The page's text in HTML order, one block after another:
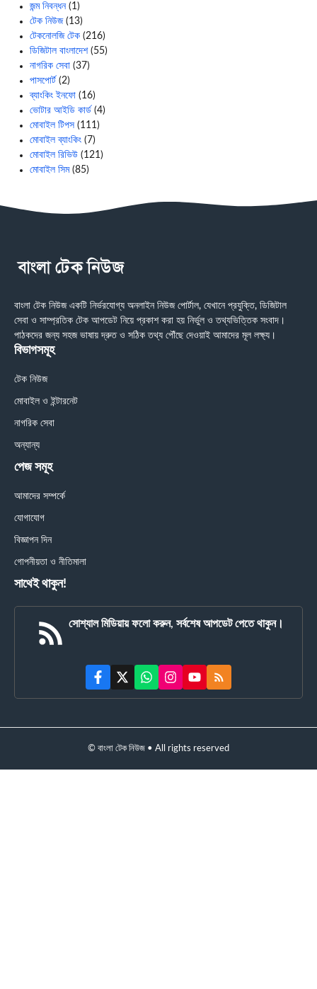
জন্ম নিবন্ধন(1)
টেক নিউজ(13)
টেকনোলজি টেক (216)
ডিজিটাল বাংলাদেশ(55)
নাগরিক সেবা (37)
পাসপোর্ট (2)
ব্যাংকিং ইনফো (16)
ভোটার আইডি কার্ড (4)
মোবাইল টিপস (111)
মোবাইল ব্যাংকিং (7)
মোবাইল রিভিউ (121)
মোবাইল সিম(85)
বাংলা টেক নিউজ একটি নির্ভরযোগ্য অনলাইন নিউজ পোর্টাল, যেখানে প্রযুক্তি, ডিজিটাল
সেবা ও সাম্প্রতিক টেক আপডেট নিয়ে প্রকাশ করা হয় নির্ভুল ও তথ্যভিত্তিক সংবাদ।
পাঠকদের জন্য সহজ ভাষায় দ্রুত ও সঠিক তথ্য পৌঁছে দেওয়াই আমাদের মূল লক্ষ্য।
বিভাগসমূহ
টেক নিউজ
মোবাইল ও ইন্টারনেট
নাগরিক সেবা
অন্যান্য
পেজ সমূহ
আমাদের সম্পর্কে
যোগাযোগ
বিজ্ঞাপন দিন
গোপনীয়তা ও নীতিমালা
সাথেই থাকুন!
সোশ্যাল মিডিয়ায় ফলো করুন, সর্বশেষ আপডেট পেতে থাকুন।
© বাংলা টেক নিউজ • All rights reserved